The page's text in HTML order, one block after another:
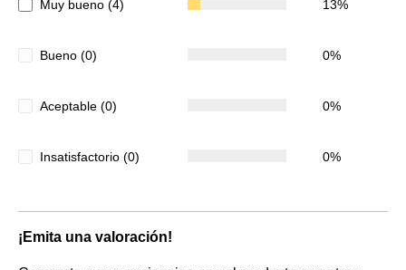
Muy bueno (4) 13%
Bueno (0) 0%
Aceptable (0) 0%
Insatisfactorio (0) 0%
¡Emita una valoración!